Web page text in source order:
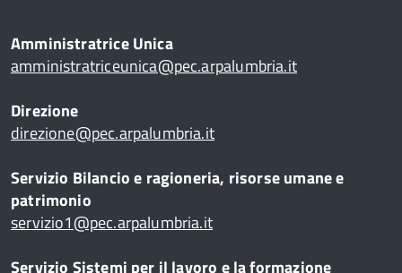
Amministratrice Unica
amministratriceunica@pec.arpalumbria.it
Direzione
direzione@pec.arpalumbria.it
Servizio Bilancio e ragioneria, risorse umane e
patrimonio
servizio1@pec.arpalumbria.it
Servizio Sistemi per il lavoro e la formazione